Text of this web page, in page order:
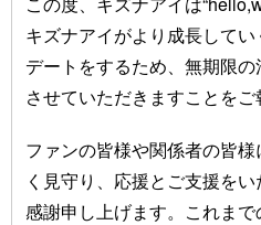
キズナアイがより成長して
デートをするため、無期限
させていただきますことをご
ファンの皆様や関係者の皆
く見守り、応援とご支援を
感謝申し上げます。これまで